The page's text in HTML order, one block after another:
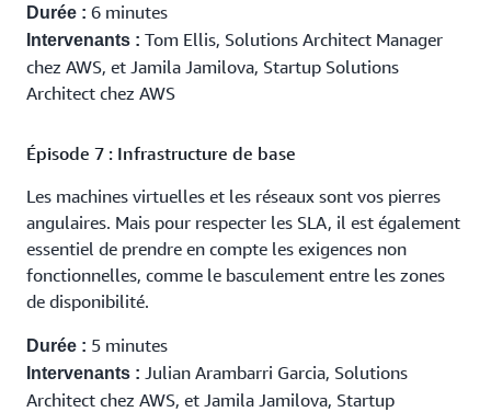
Durée : 6 minutes
Intervenants : Tom Ellis, Solutions Architect Manager
chez AWS, et Jamila Jamilova, Startup Solutions
Architect chez AWS
Épisode 7 : Infrastructure de base
Les machines virtuelles et les réseaux sont vos pierres
angulaires. Mais pour respecter les SLA, il est également
essentiel de prendre en compte les exigences non
fonctionnelles, comme le basculement entre les zones
de disponibilité.
Durée : 5 minutes
Intervenants : Julian Arambarri Garcia, Solutions
Architect chez AWS, et Jamila Jamilova, Startup